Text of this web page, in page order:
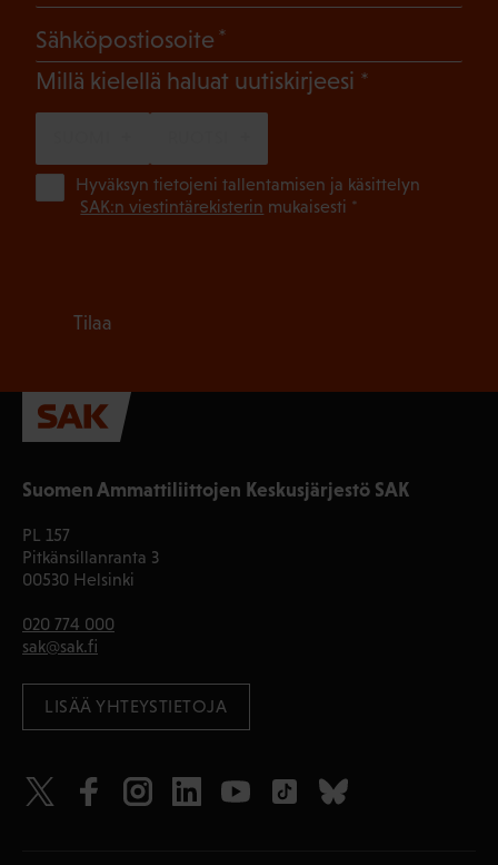
Suomen Ammattiliittojen Keskusjärjestö SAK
PL 157
Pitkänsillanranta 3
00530 Helsinki
020 774 000
sak@sak.fi
LISÄÄ YHTEYSTIETOJA
Sähköpostiosoite
Millä kielellä haluat uutiskirjeesi (Pakollinen)
Hyväksyn tietojeni tallentamisen ja käsittelyn
SAK:n viestintärekisterin mukaisesti *
Tilaa